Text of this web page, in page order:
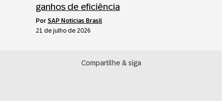
ganhos de eficiência
por SAP Notícias Brasil
21 de julho de 2026
Compartilhe & siga